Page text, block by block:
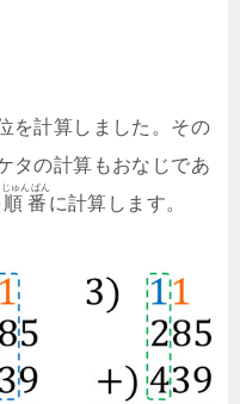
を計算しました。その
タの計算もおなじであ
順番
じゅんばん
に計算します。